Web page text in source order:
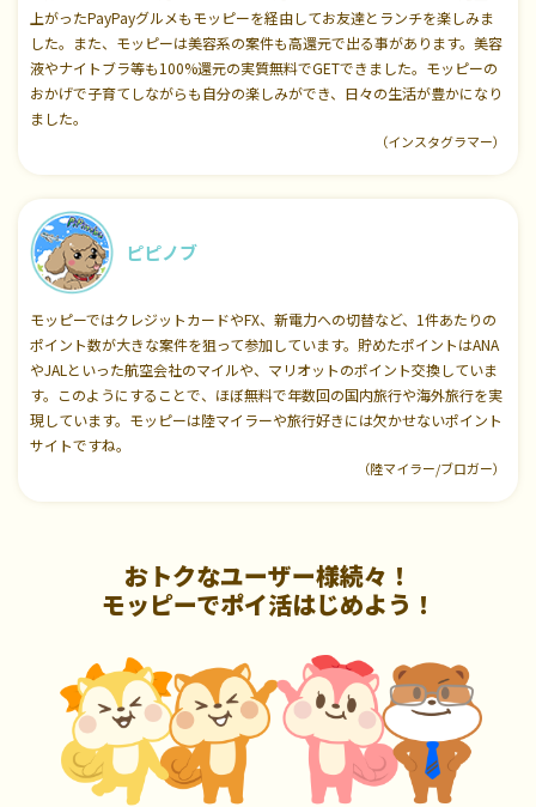
上がったPayPayグルメもモッピーを経由してお友達とランチを楽しみま
した。また、モッピーは美容系の案件も高還元で出る事があります。美容
液やナイトブラ等も100%還元の実質無料でGETできました。モッピーの
おかげで子育てしながらも自分の楽しみができ、日々の生活が豊かになり
ました。
（インスタグラマー）
ピピノブ
モッピーではクレジットカードやFX、新電力への切替など、1件あたりの
ポイント数が大きな案件を狙って参加しています。貯めたポイントはANA
やJALといった航空会社のマイルや、マリオットのポイント交換していま
す。このようにすることで、ほぼ無料で年数回の国内旅行や海外旅行を実
現しています。モッピーは陸マイラーや旅行好きには欠かせないポイント
サイトですね。
（陸マイラー/ブロガー）
おトクなユーザー様続々！
モッピーでポイ活はじめよう！